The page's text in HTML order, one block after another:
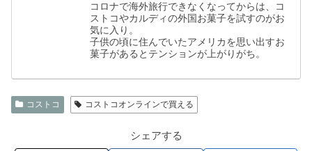
コロナで海外旅行できなくなってからは、コ
ストコやカルディの外国お菓子を試すのがお
気に入り。
子供の頃に住んでいたアメリカを思い出すお
菓子があるとテンションが上がりがち。
コストコ コストコオンラインで買える
シェアする